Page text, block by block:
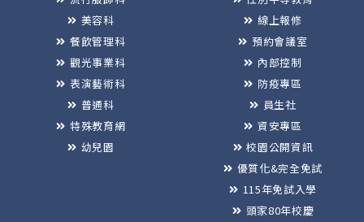
美容科
餐飲管理科
觀光事業科
表演藝術科
普通科
特殊教育網
幼兒園
線上報修
預約會議室
內部控制
防疫專區
員生社
資安專區
校園公開資訊
優質化&完全免試
115年免試入學
頭家80年校慶